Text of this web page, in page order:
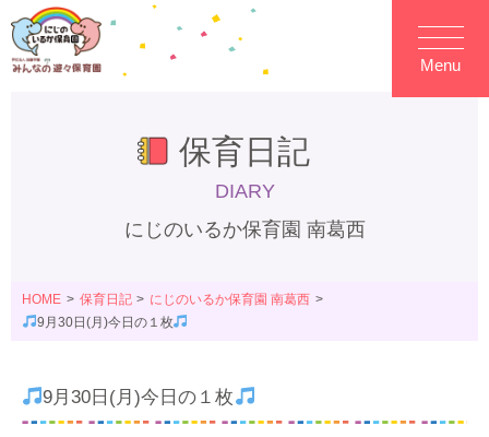
Menu
保育日記
DIARY
にじのいるか保育園 南葛西
HOME 保育日記
にじのいるか保育園 南葛西
9月30日(月)今日の１枚
9月30日(月)今日の１枚